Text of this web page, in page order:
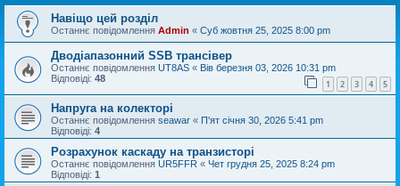
Навіщо цей розділ
Останнє повідомлення Admin « Суб жовтня 25, 2025 8:00 pm
Дводіапазонний SSB трансівер
Останнє повідомлення UT8AS « Вів березня 03, 2026 10:31 pm
Відповіді: 48 1 2 3 4 5
Напруга на колекторі
Останнє повідомлення seawar « П'ят січня 30, 2026 5:41 pm
Відповіді: 4
Розрахунок каскаду на транзисторі
Останнє повідомлення UR5FFR « Чет грудня 25, 2025 8:24 pm
Відповіді: 1